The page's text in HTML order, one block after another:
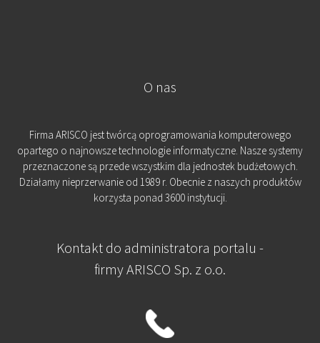
O nas
Firma ARISCO jest twórcą oprogramowania komputerowego
opartego o najnowsze technologie informatyczne. Nasze systemy
przeznaczone są przede wszystkim dla jednostek budżetowych.
Działamy nieprzerwanie od 1989 r. Obecnie z naszych produktów
korzysta ponad 3600 instytucji.
Kontakt do administratora portalu -
firmy ARISCO Sp. z o.o.